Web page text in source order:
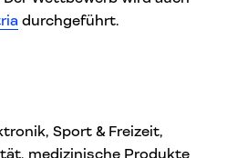
durchgeführt.
Sport & Freizeit,
medizinische Produkte